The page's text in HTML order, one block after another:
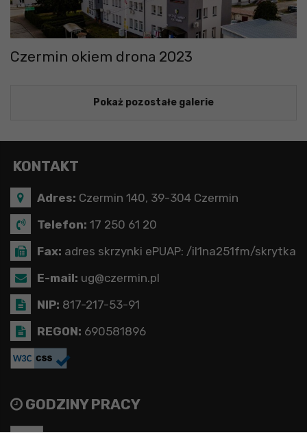
Czermin okiem drona 2023
Pokaż pozostałe galerie
KONTAKT
Adres: Czermin 140, 39-304 Czermin
Telefon: 17 250 61 20
Fax: adres skrzynki ePUAP: /il1na251fm/skrytka
E-mail: ug@czermin.pl
NIP: 817-217-53-91
REGON: 690581896
GODZINY PRACY